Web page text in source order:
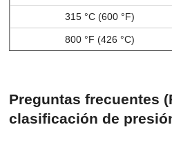
315 °C (600 °F)
800 °F (426 °C)
Preguntas frecuentes
clasificación de